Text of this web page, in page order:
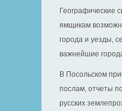
Географические
ямщикам
города и уезды,
важнейшие
В Посольском
послам, отчеты
русских